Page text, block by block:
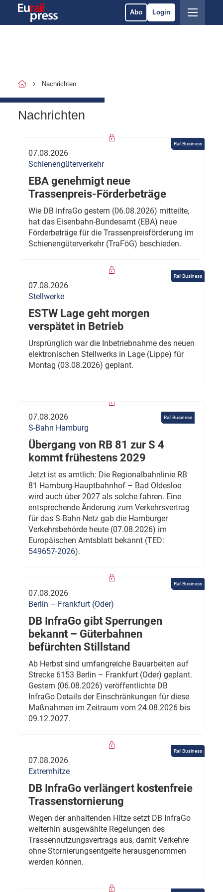
Abo Login
Nachrichten
Nachrichten
Rail Business
07.08.2026
Schienengüterverkehr
EBA genehmigt neue
Trassenpreis-Förderbeträge
Wie DB InfraGo gestern (06.08.2026) mitteilte,
hat das Eisenbahn-Bundesamt (EBA) neue
Förderbeträge für die Trassenpreisförderung im
Schienengüterverkehr (TraFöG) beschieden.
Rail Business
07.08.2026
Stellwerke
ESTW Lage geht morgen
verspätet in Betrieb
Ursprünglich war die Inbetriebnahme des neuen
elektronischen Stellwerks in Lage (Lippe) für
Montag (03.08.2026) geplant.
Rail Business
07.08.2026
S-Bahn Hamburg
Übergang von RB 81 zur S 4
kommt frühestens 2029
Jetzt ist es amtlich: Die Regionalbahnlinie RB
81 Hamburg-Hauptbahnhof – Bad Oldesloe
wird auch über 2027 als solche fahren. Eine
entsprechende Änderung zum Verkehrsvertrag
für das S-Bahn-Netz gab die Hamburger
Verkehrsbehörde heute (07.08.2026) im
Europäischen Amtsblatt bekannt (TED:
549657-2026).
Rail Business
07.08.2026
Berlin – Frankfurt (Oder)
DB InfraGo gibt Sperrungen
bekannt – Güterbahnen
befürchten Stillstand
Ab Herbst sind umfangreiche Bauarbeiten auf
Strecke 6153 Berlin – Frankfurt (Oder) geplant.
Gestern (06.08.2026) veröffentlichte DB
InfraGo Details der Einschränkungen für diese
Maßnahmen im Zeitraum vom 24.08.2026 bis
09.12.2027.
Rail Business
07.08.2026
Extremhitze
DB InfraGo verlängert kostenfreie
Trassenstornierung
Wegen der anhaltenden Hitze setzt DB InfraGo
weiterhin ausgewählte Regelungen des
Trassennutzungsvertrags aus, damit Verkehre
ohne Stornierungsentgelte herausgenommen
werden können.